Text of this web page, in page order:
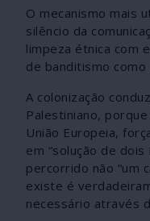
O mecanismo mais
silêncio da
limpeza étnica com
de banditismo
A colonização
Palestiniano,
União Europeia,
em “solução de
percorrido não “um
existe é
necessário através